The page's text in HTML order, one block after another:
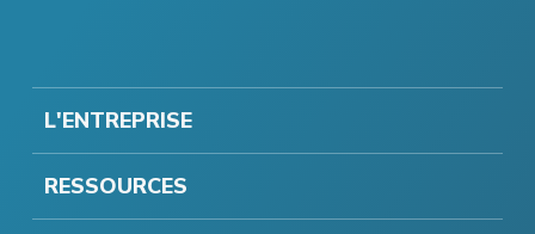
L'ENTREPRISE
RESSOURCES